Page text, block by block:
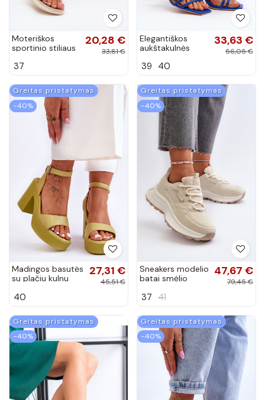
Moteriškos
sportinio stiliaus
20,28 €
33,81 €
37
Elegantiškos
aukštakulnės
spalvos Josette
33,63 €
56,05 €
39 40
Greitas pristatymas
−40%
Madingos basutės
su plačiu kulnu
27,31 €
45,51 €
40
Greitas pristatymas
−40%
Sneakers modelio
batai smėlio
47,67 €
79,45 €
37 41
Greitas pristatymas
−40%
Greitas pristatymas
−40%